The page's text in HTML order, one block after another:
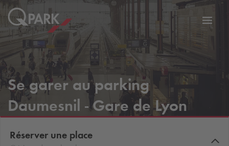
Se garer au parking
Daumesnil - Gare de Lyon
Réserver une place